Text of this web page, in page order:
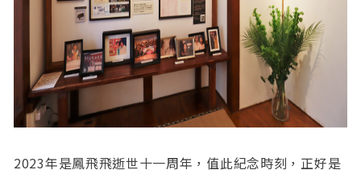
2023年是鳳飛飛逝世十一周年，值此紀念時刻，正好是